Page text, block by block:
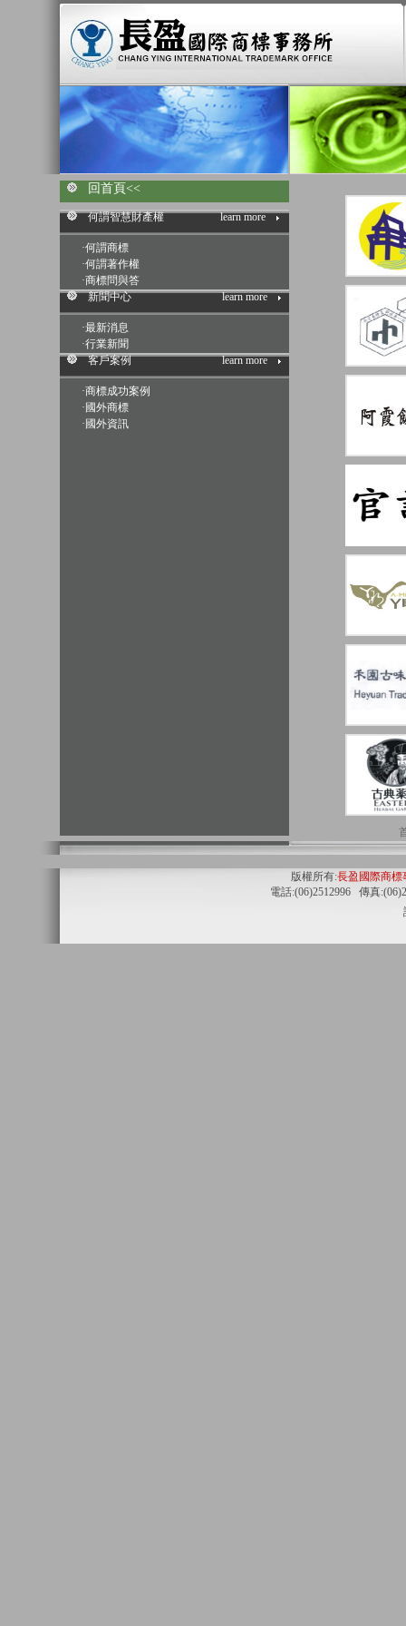
回首頁<<
何謂智慧財產權 learn more
·何謂商標
·何謂著作權
·商標問與答
新聞中心
learn more
·最新消息
·行業新聞
客戶案例
learn more
·商標成功案例
· 國外商標
· 國外資訊
版權所有:長盈國際商標
電話:(06)2512996 傳真